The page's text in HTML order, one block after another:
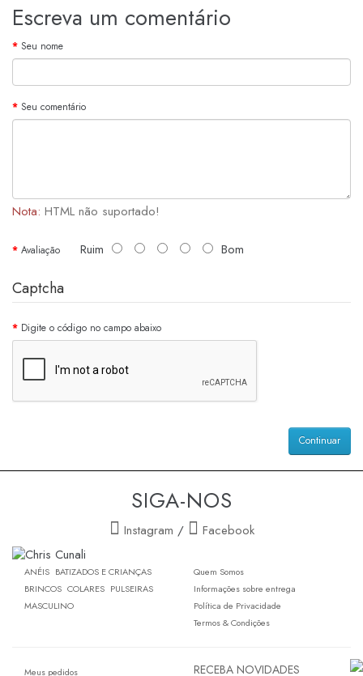
Escreva um comentário
Seu nome
Seu comentário
Nota: HTML não suportado!
Avaliação Ruim Bom
Captcha
Digite o código no campo abaixo
Continuar
SIGA-NOS
Instagram / Facebook
ANÉIS BATIZADOS E CRIANÇAS
BRINCOS COLARES PULSEIRAS
MASCULINO
Quem Somos
Informações sobre entrega
Política de Privacidade
Termos & Condições
Meus pedidos RECEBA NOVIDADES